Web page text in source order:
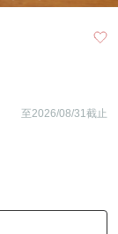
至2026/08/31截止